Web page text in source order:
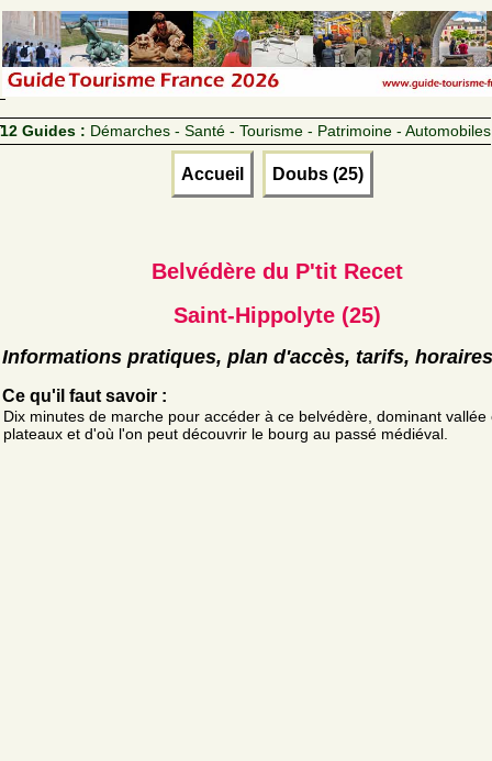
12 Guides : Démarches - Santé - Tourisme - Patrimoine - Automobiles
Accueil Doubs (25)
Belvédère du P'tit Recet
Saint-Hippolyte (25)
Informations pratiques, plan d'accès, tarifs, horaires
Ce qu'il faut savoir :
Dix minutes de marche pour accéder à ce belvédère, dominant vallée
plateaux et d'où l'on peut découvrir le bourg au passé médiéval.